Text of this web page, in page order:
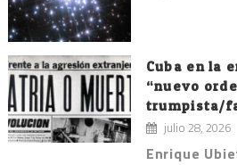
Cuba en la
“nuevo
trumpista/
julio 28, 2026
Enrique